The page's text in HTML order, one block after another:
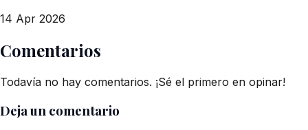
14 Apr 2026
Comentarios
Todavía no hay comentarios. ¡Sé el primero en opinar!
Deja un comentario